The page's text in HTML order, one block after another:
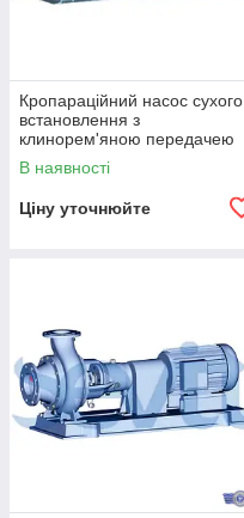
Кропараційний насос сухого
встановлення з
клинорем'яною передачею
UNIVERS-P
В наявності
Ціну уточнюйте